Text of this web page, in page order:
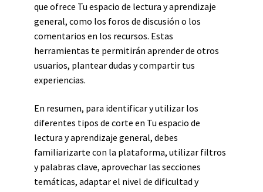
que ofrece Tu espacio de lectura y aprendizaje
general, como los foros de discusión o los
comentarios en los recursos. Estas
herramientas te permitirán aprender de otros
usuarios, plantear dudas y compartir tus
experiencias.
En resumen, para identificar y utilizar los
diferentes tipos de corte en Tu espacio de
lectura y aprendizaje general, debes
familiarizarte con la plataforma, utilizar filtros
y palabras clave, aprovechar las secciones
temáticas, adaptar el nivel de dificultad y